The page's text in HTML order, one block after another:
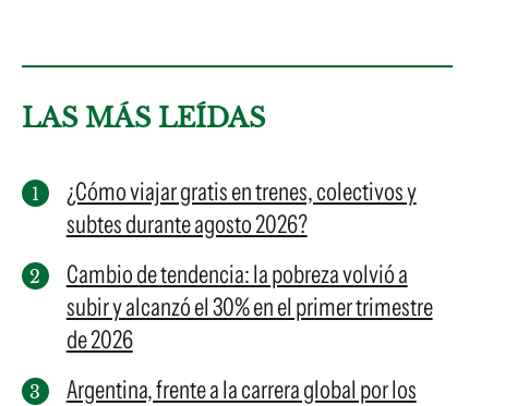
LAS MÁS LEÍDAS
¿Cómo viajar gratis en trenes, colectivos y
subtes durante agosto 2026?
Cambio de tendencia: la pobreza volvió a
subir y alcanzó el 30% en el primer trimestre
de 2026
Argentina, frente a la carrera global por los